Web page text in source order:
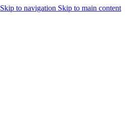
Skip to navigation Skip to main content
همراهان علمینو به علت نوسانات